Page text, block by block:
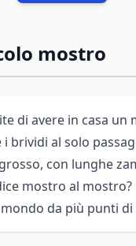
mostro
di avere in casa
brividi al solo
con lunghe
mostro al
da più punti di